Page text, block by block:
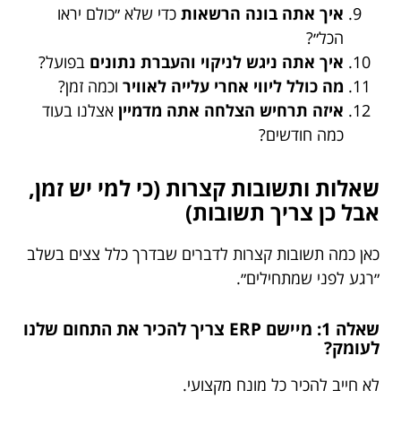
איך אתה בונה הרשאות כדי שלא ״כולם יראו
הכל״?
איך אתה ניגש לניקוי והעברת נתונים בפועל?
מה כולל ליווי אחרי עלייה לאוויר וכמה זמן?
איזה תרחיש הצלחה אתה מדמיין אצלנו בעוד
כמה חודשים?
שאלות ותשובות קצרות (כי למי יש זמן,
אבל כן צריך תשובות)
כאן כמה תשובות קצרות לדברים שבדרך כלל צצים בשלב
״רגע לפני שמתחילים״.
שאלה 1: מיישם ERP צריך להכיר את התחום שלנו
לעומק?
לא חייב להכיר כל מונח מקצועי.